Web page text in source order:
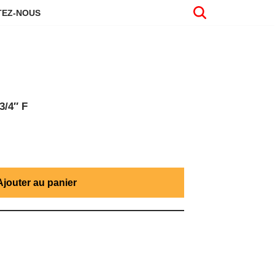
NOUS
4″ F
au panier